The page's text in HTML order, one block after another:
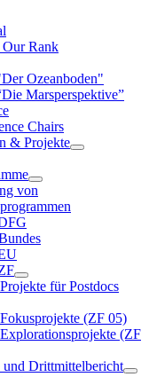
Rank
Ozeanboden"
Marsperspektive”
Chairs
& Projekte
von
für Postdocs
(ZF 05)
(ZF
Drittmittelbericht